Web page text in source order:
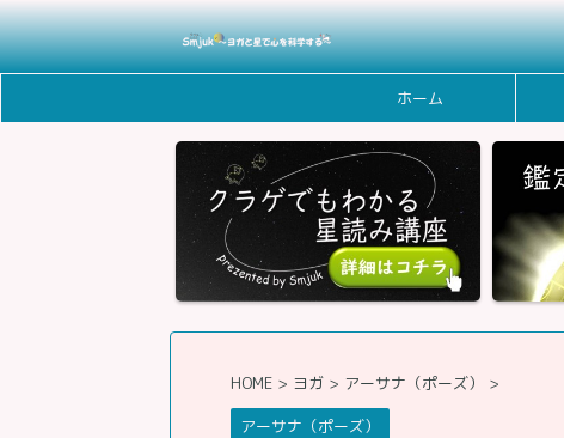
ホーム
HOME > ヨガ > アーサナ（ポーズ）
>
アーサナ（ポーズ）